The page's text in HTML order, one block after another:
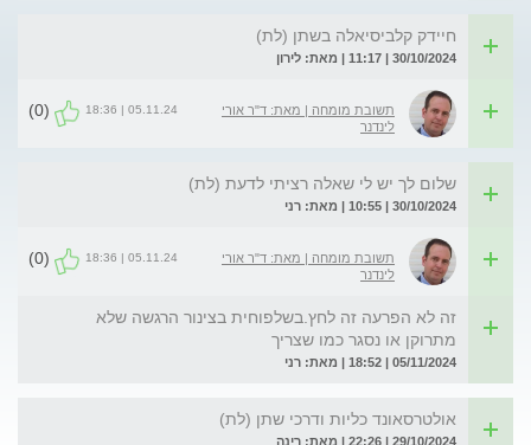
חיידק קלביסיאלה בשתן (לת)
30/10/2024 | 11:17 | מאת: לירון
תשובת מומחה | מאת: ד"ר אורי
לינדנר
05.11.24 | 18:36
(0)
שלום לך יש לי שאלה רציתי לדעת (לת)
30/10/2024 | 10:55 | מאת: רני
תשובת מומחה | מאת: ד"ר אורי
לינדנר
05.11.24 | 18:36
(0)
זה לא הפרעה זה לחץ.בשלפוחית בצינור הרגשה שלא
מתרוקן או נסגר כמו שצריך
05/11/2024 | 18:52 | מאת: רני
אולטרסאונד כליות ודרכי שתן (לת)
29/10/2024 | 22:26 | מאת: רינה